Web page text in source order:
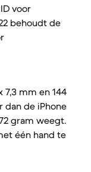
voor
behoudt de
7,3 mm en 144
dan de iPhone
gram weegt.
één hand te